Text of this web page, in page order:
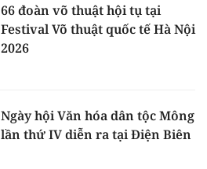
66 đoàn võ thuật hội tụ tại
Festival Võ thuật quốc tế Hà Nội
2026
Ngày hội Văn hóa dân tộc Mông
lần thứ IV diễn ra tại Điện Biên